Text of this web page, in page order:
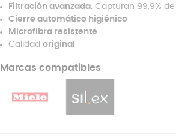
Filtración avanzada: Capturan 99,9%
Cierre automático higiénico
Microfibra resistente
Calidad original
Marcas compatibles